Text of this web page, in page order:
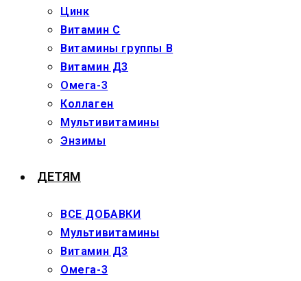
Цинк
Витамин С
Витамины группы В
Витамин Д3
Омега-3
Коллаген
Мультивитамины
Энзимы
ДЕТЯМ
ВСЕ ДОБАВКИ
Мультивитамины
Витамин Д3
Омега-3